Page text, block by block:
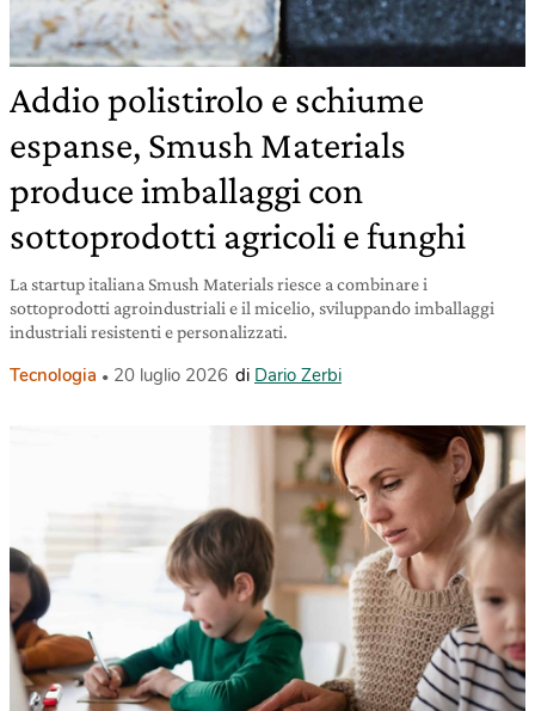
Addio polistirolo e schiume
espanse, Smush Materials
produce imballaggi con
sottoprodotti agricoli e funghi
La startup italiana Smush Materials riesce a combinare i
sottoprodotti agroindustriali e il micelio, sviluppando imballaggi
industriali resistenti e personalizzati.
Tecnologia 20 luglio 2026 di Dario Zerbi